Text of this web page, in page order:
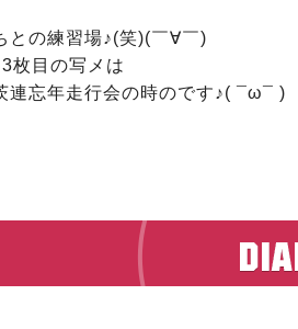
との練習場♪(笑)(￣∀￣)
枚目の写メは
連忘年走行会の時のです♪( ¯ω¯ )